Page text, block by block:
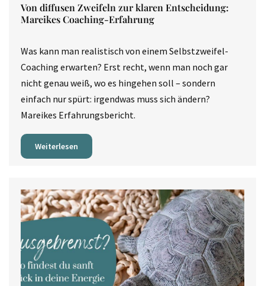
Von diffusen Zweifeln zur klaren Entscheidung:
Mareikes Coaching-Erfahrung
Was kann man realistisch von einem Selbstzweifel-
Coaching erwarten? Erst recht, wenn man noch gar
nicht genau weiß, wo es hingehen soll – sondern
einfach nur spürt: irgendwas muss sich ändern?
Mareikes Erfahrungsbericht.
Weiterlesen